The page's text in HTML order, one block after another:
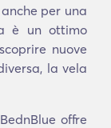
per una
è un ottimo
nuove
la vela
offre